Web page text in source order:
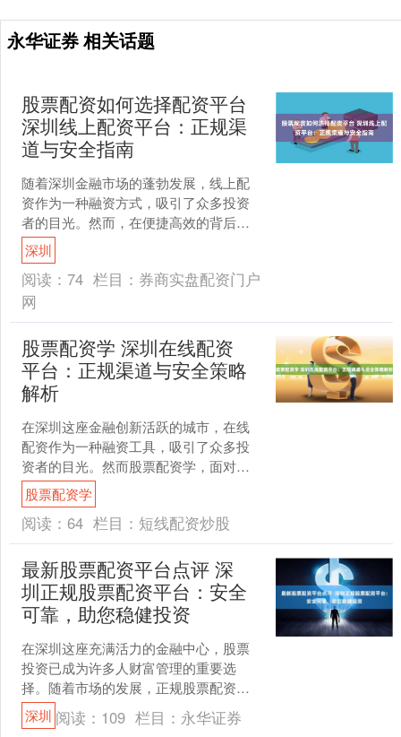
永华证券 相关话题
股票配资如何选择配资平台
深圳线上配资平台：正规渠
道与安全指南
随着深圳金融市场的蓬勃发展，线上配
资作为一种融资方式，吸引了众多投资
者的目光。然而，在便捷高效的背后，
也隐藏着不容忽视的风险。如何在深圳
选择正规的线上配资渠道并....
深圳
阅读： 74 栏目： 券商实盘配资门户
网
股票配资学 深圳在线配资
平台：正规渠道与安全策略
解析
在深圳这座金融创新活跃的城市，在线
配资作为一种融资工具，吸引了众多投
资者的目光。然而股票配资学，面对市
场上琳琅满目的平台，如何甄别正规渠
道并保障自身资金安全，成....
股票配资学
阅读： 64 栏目： 短线配资炒股
最新股票配资平台点评 深
圳正规股票配资平台：安全
可靠，助您稳健投资
在深圳这座充满活力的金融中心，股票
投资已成为许多人财富管理的重要选
择。随着市场的发展，正规股票配资平
台逐渐成为投资者扩大资金规模、把握
市场机遇的得力工具。选择安....
深圳 阅读： 109 栏目： 永华证券